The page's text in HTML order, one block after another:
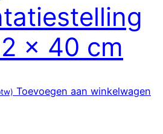
x 40 cm
Toevoegen aan winkelwagen